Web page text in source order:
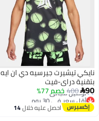
نايكي تيشيرت جيرسيه دي ان ايه
بتقنية دراي-فيت
90
400خصم 77%
أقل سعر في 30 يوم
توصيل مجاني
أقل سعر في 30 يوم
احصل عليه خلال14